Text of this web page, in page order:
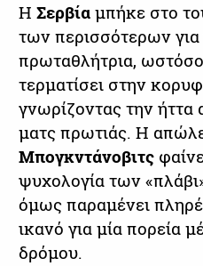
Η Σερβίαμπήκε στο
των περισσότερων για
πρωταθλήτρια,
τερματίσει στην
γνωρίζοντας την ήττα
ματς πρωτιάς. Η
Μπογκντάνοβιτς
ψυχολογία των
όμως παραμένει
ικανό για μία πορεία
δρόμου.